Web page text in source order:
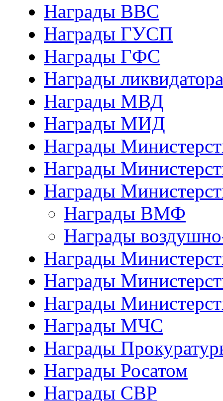
Награды ВВС
Награды ГУСП
Награды ГФС
Награды
Награды МВД
Награды МИД
Награды
Награды
Награды
Награды ВМФ
Награды
Награды
Награды
Награды
Награды МЧС
Награды
Награды Росатом
Награды СВР